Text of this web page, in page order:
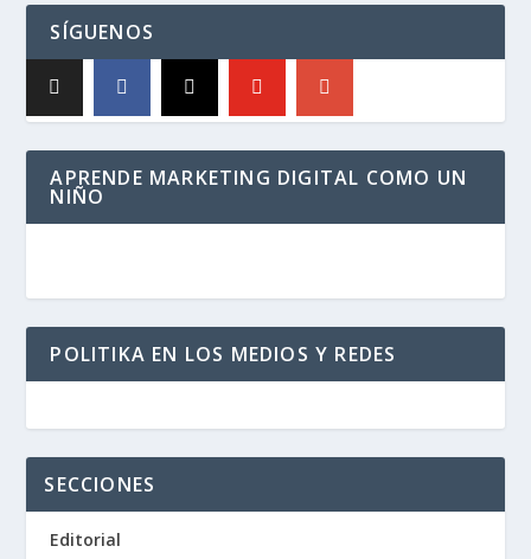
SÍGUENOS
APRENDE MARKETING DIGITAL COMO UN
NIÑO
POLITIKA EN LOS MEDIOS Y REDES
SECCIONES
Editorial